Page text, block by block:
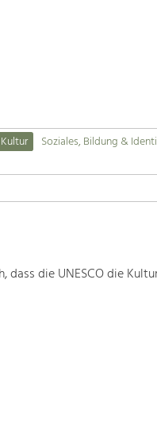
Soziales, Bildung &
dass die UNESCO die